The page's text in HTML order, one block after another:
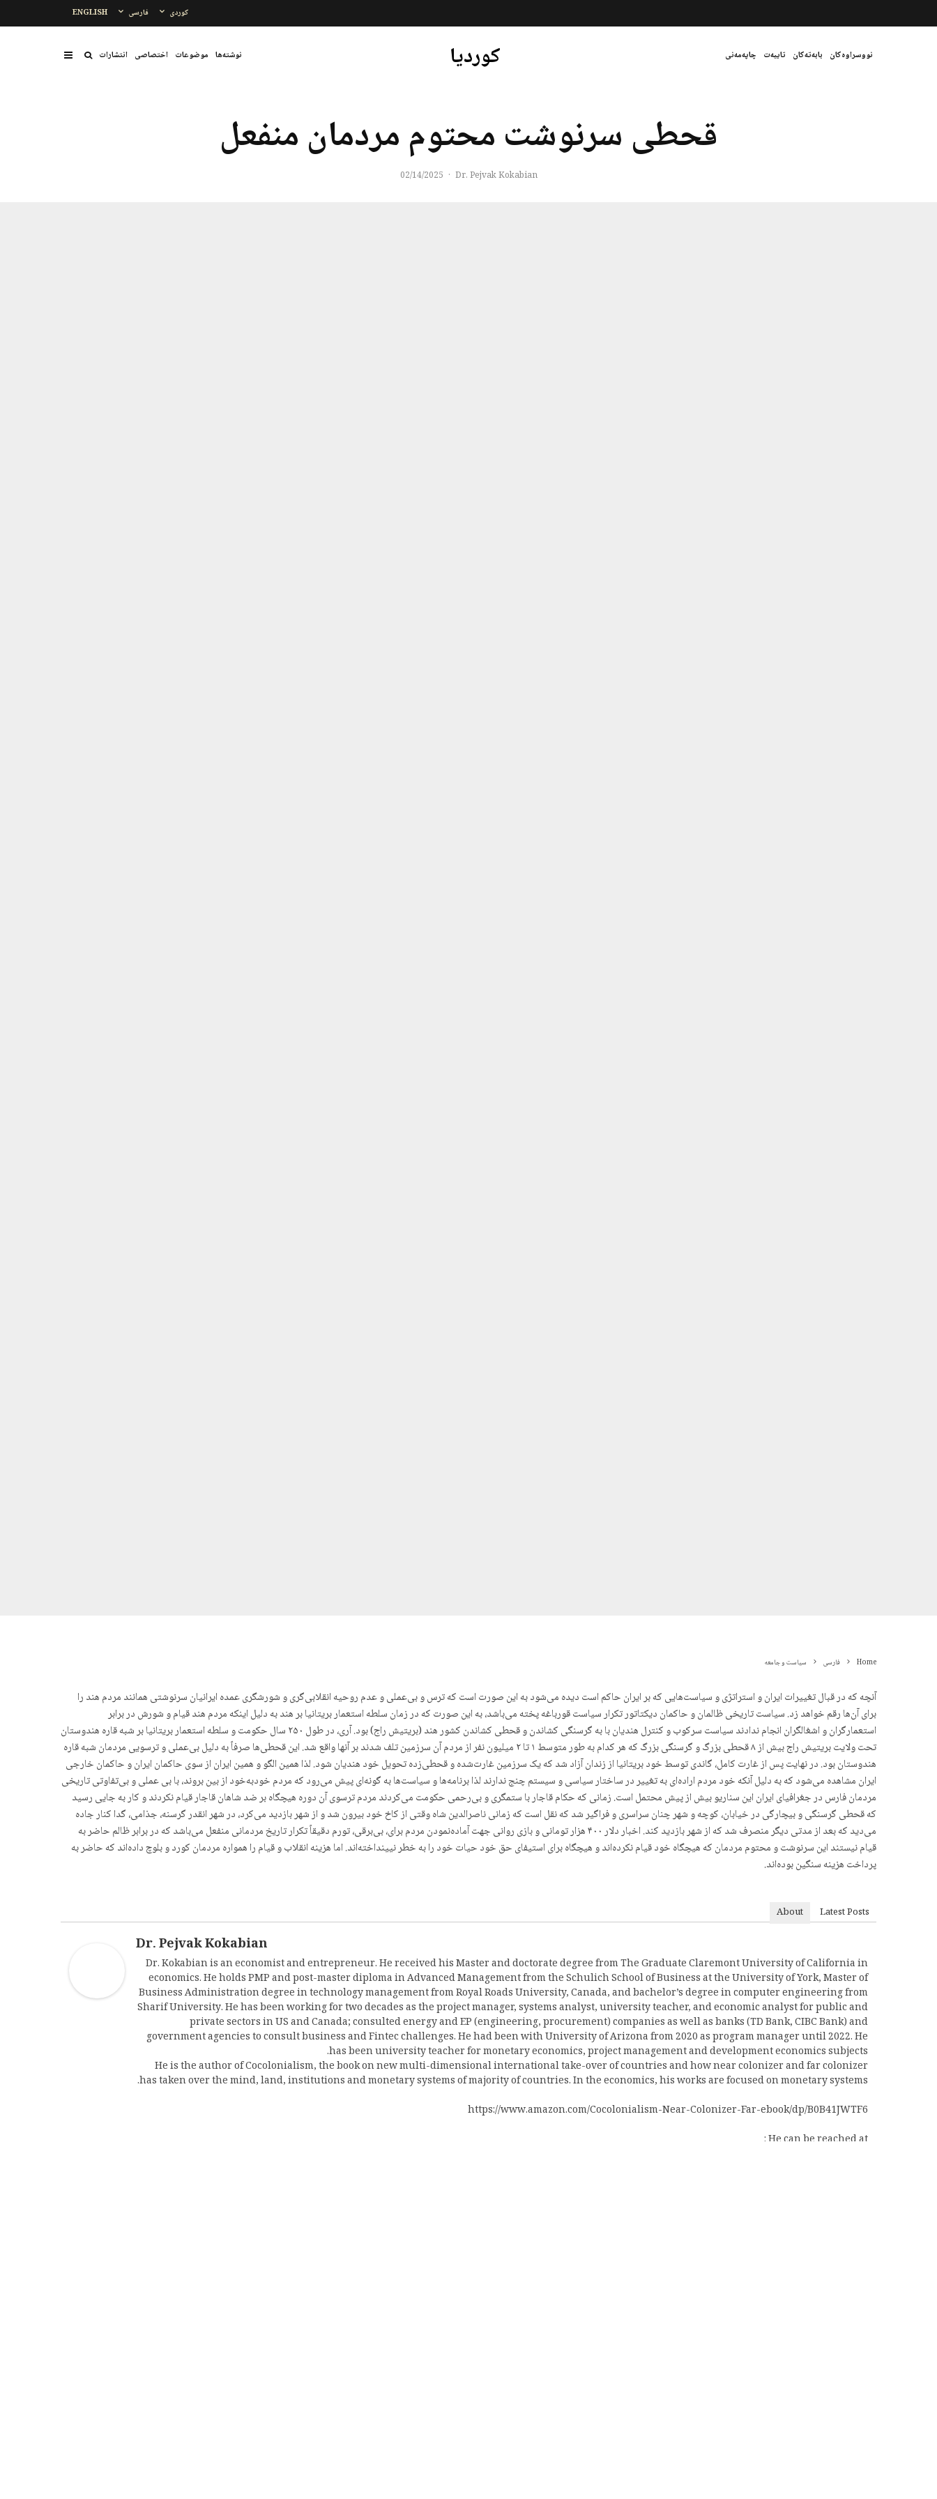
ENGLISH فارسی کوردی
نووسراوەکان بابەتەکان تایبەت چاپەمەنی کوردیا نوشتەها موضوعات اختصاصی انتشارات
قحطی سرنوشت محتوم مردمان منفعل
Dr. Pejvak Kokabian
·
02/14/2025
Home فارسی سیاست و جامعه
آنچه که در قبال تغییرات ایران و استراتژی و سیاست‌هایی که بر ایران حاکم است دیده می‌شود به این صورت است که ترس و بی‌عملی و عدم روحیه انقلابی‌گری و شورشگری عمدە ایرانیان سرنوشتی همانند مردم هند را
برای آن‌ها رقم خواهد زد. سیاست تاریخی ظالمان و حاکمان دیکتاتور تکرار سیاست قورباغه پختە می‌باشد، به این صورت که در زمان سلطه استعمار بریتانیا بر هند به دلیل اینکه مردم هند قیام و شورش در برابر
استعمارگران و اشغالگران انجام ندادند سیاست سرکوب و کنترل هندیان با بە گرسنگی کشاندن و قحطی کشاندن کشور هند (بریتیش راج) بود. آری، در طول ۲۵۰ سال حکومت و سلطه استعمار بریتانیا بر شبه قاره هندوستان
تحت ولایت بریتیش راج بیش از ۸ قحطی بزرگ و گرسنگی بزرگ که هر کدام به طور متوسط ۱ تا ۲ میلیون نفر از مردم آن سرزمین تلف شدند بر آنها واقع شد. این قحطی‌ها صرفاً به دلیل بی‌عملی و ترسویی مردمان شبه قاره
هندوستان بود. در نهایت پس از غارت کامل، گاندی توسط خود بریتانیا از زندان آزاد شد که یک سرزمین غارت‌شده و قحطی‌زده تحویل خود هندیان شود. لذا همین الگو و همین ایران از سوی حاکمان ایران و حاکمان خارجی
ایران مشاهده می‌شود که بە دلیل آنکه خود مردم اراده‌ای به تغییر در ساختار سیاسی و سیستم چنج ندارند لذا برنامه‌ها و سیاست‌ها به گونه‌ای پیش می‌رود که مردم خودبەخود از بین بروند، با بی‌ عملی و بی‌تفاوتی تاریخی
مردمان فارس در جغرافیای ایران این سناریو بیش از پیش محتمل است. زمانی که حکام قاجار با ستمگری و بی‌رحمی حکومت می‌کردند مردم ترسوی آن دوره هیچگاه بر ضد شاهان قاجار قیام نکردند و کار به جایی رسید
که قحطی گرسنگی و بیچارگی در خیابان، کوچه و شهر چنان سراسری و فراگیر شد که نقل است که زمانی ناصرالدین شاه وقتی از کاخ خود بیرون شد و از شهر بازدید می‌کرد، در شهر انقدر گرسنه، جذامی، گدا کنار جاده
می‌دید که بعد از مدتی دیگر منصرف شد که از شهر بازدید کند. اخبار دلار ۴۰۰ هزار تومانی و بازی روانی جهت آمادەنمودن مردم برای، بی‌برقی، تورم دقیقاً تکرار تاریخ مردمانی منفعل می‌باشد که در برابر ظالم حاضر به
قیام نیستند این سرنوشت و محتوم مردمان که هیچگاه خود قیام نکرده‌اند و هیچگاه برای استیفای حق خود حیات خود را به خطر نیینداخته‌اند. اما هزینه انقلاب و قیام را همواره مردمان کورد و بلوچ دادەاند که حاضر به
پرداخت هزینه سنگین بوده‌اند.
About Latest Posts
Dr. Pejvak Kokabian
Dr. Kokabian is an economist and entrepreneur. He received his Master and doctorate degree from The Graduate Claremont University of California in
economics. He holds PMP and post-master diploma in Advanced Management from the Schulich School of Business at the University of York, Master of
Business Administration degree in technology management from Royal Roads University, Canada, and bachelor’s degree in computer engineering from
Sharif University. He has been working for two decades as the project manager, systems analyst, university teacher, and economic analyst for public and
private sectors in US and Canada; consulted energy and EP (engineering, procurement) companies as well as banks (TD Bank, CIBC Bank) and
government agencies to consult business and Fintec challenges. He had been with University of Arizona from 2020 as program manager until 2022. He
has been university teacher for monetary economics, project management and development economics subjects.
He is the author of Cocolonialism, the book on new multi-dimensional international take-over of countries and how near colonizer and far colonizer
has taken over the mind, land, institutions and monetary systems of majority of countries. In the economics, his works are focused on monetary systems.
https://www.amazon.com/Cocolonialism-Near-Colonizer-Far-ebook/dp/B0B41JWTF6
He can be reached at :